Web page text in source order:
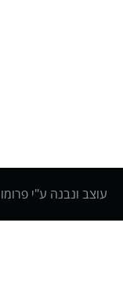
עוצב ונבנה ע"י